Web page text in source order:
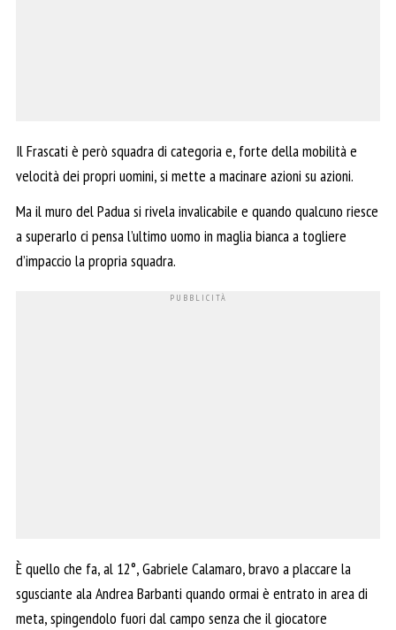
Il Frascati è però squadra di categoria e, forte della mobilità e
velocità dei propri uomini, si mette a macinare azioni su azioni.
Ma il muro del Padua si rivela invalicabile e quando qualcuno riesce
a superarlo ci pensa l’ultimo uomo in maglia bianca a togliere
d’impaccio la propria squadra.
È quello che fa, al 12°, Gabriele Calamaro, bravo a placcare la
sgusciante ala Andrea Barbanti quando ormai è entrato in area di
meta, spingendolo fuori dal campo senza che il giocatore